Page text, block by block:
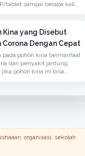
tablet sampai berapa kali
Kina yang Disebut
Corona Dengan Cepat
pada pohon kina bermanfaat
dan penyakit jantung.
pohon kina ini bisa
organisasi, sekolah